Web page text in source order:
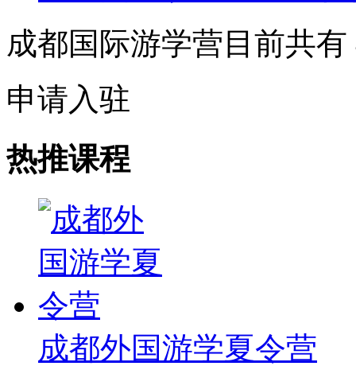
成都国际游学营目前共有
申请入驻
热推课程
成都外国游学夏令营